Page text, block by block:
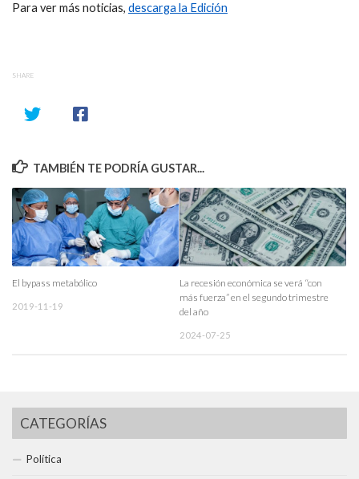
Para ver más noticias, descarga la Edición
SHARE
TAMBIÉN TE PODRÍA GUSTAR...
El bypass metabólico
2019-11-19
La recesión económica se verá “con
más fuerza” en el segundo trimestre
del año
2024-07-25
CATEGORÍAS
Política